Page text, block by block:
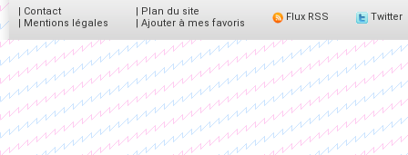
| Contact
| Mentions légales
| Plan du site
| Ajouter à mes favoris
Flux RSS Twitter